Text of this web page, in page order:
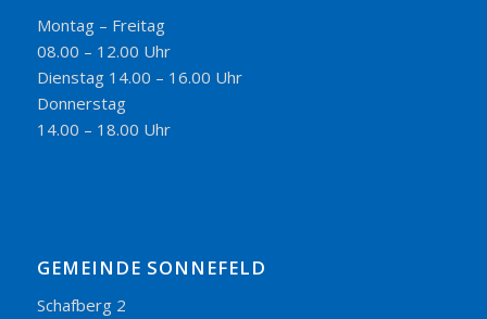
Montag – Freitag
08.00 – 12.00 Uhr
Dienstag 14.00 – 16.00 Uhr
Donnerstag
14.00 – 18.00 Uhr
GEMEINDE SONNEFELD
Schafberg 2